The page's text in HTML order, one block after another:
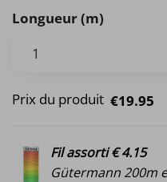
Longueur (m)
Prix du produit €19.95
Fil assorti € 4.15
Gütermann 200m